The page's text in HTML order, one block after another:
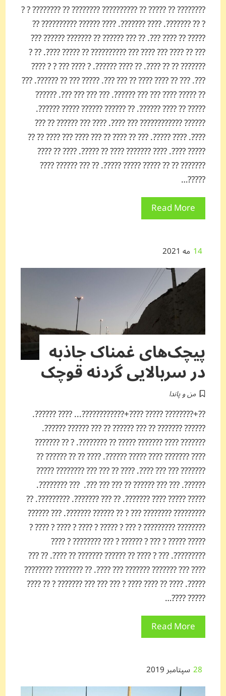
???????? ?? ????? ?? ?????????? ???????? ?? ???????? ? ?
? ?? ???????. ???? ???????. ???? ?????? ?????????? ??
????? ?? ???? ???. ?? ??? ?????? ?? ??????? ?????? ???
??? ?? ???? ??? ???? ??? ?????????? ?? ????? ????. ?? ?
??????? ?? ?? ????. ?? ???? ??????. ? ???? ??? ? ? ????
???. ??? ?? ???? ???? ?? ??? ???. ????? ??? ?? ??????. ???
?? ????? ???? ??? ??? ??????. ??? ??? ??? ???. ??????
????? ?? ???? ??????. ?? ?????? ?????? ????? ??????.
?????? ???????????? ??? ????. ???? ??? ?????? ?? ???
????. ???? ?????. ??? ?? ???? ?? ??? ???? ??? ???? ?? ??
????? ????. ???? ??????? ???? ?? ?????. ???? ?? ????
??????? ?? ?? ????? ????? ?????. ?? ??? ?????? ????
?????…
Read More
14 مه 2021
پیچک‌های غمناک جاذبه
در سربالایی گردنه قوچک
من و پاندا
??+???????? ????? ????+????????????... ???? ??????.
?????? ??????? ?? ??? ?????? ?? ??? ?????? ??????.
??????? ???? ??????? ????? ?? ????????. ? ?? ???????
???? ??????? ???? ????? ??????. ???? ?? ?? ?????? ??
??????? ??? ??? ????. ???? ?? ??? ??? ???????? ?????
??????. ??? ??? ?????? ?? ??? ??? ???. ??? ????????.
????? ????? ???? ???????. ?? ??? ???????. ?????????. ??
????????? ???????? ??? ? ?? ?????? ???????. ??? ??????
???????? ????????? ? ??? ? ????? ? ???? ? ???? ? ???? ?
????? ????? ? ??? ? ?????? ? ??? ???????? ? ????
?????????. ??? ? ???? ?? ?????? ??????? ?? ????. ?? ???
???? ??? ??????? ??????? ??? ????. ?? ???????? ????????
?????. ???? ?? ???? ???? ? ??? ??? ??? ??????? ? ?? ????
????? ????…
Read More
28سپتامبر 2019